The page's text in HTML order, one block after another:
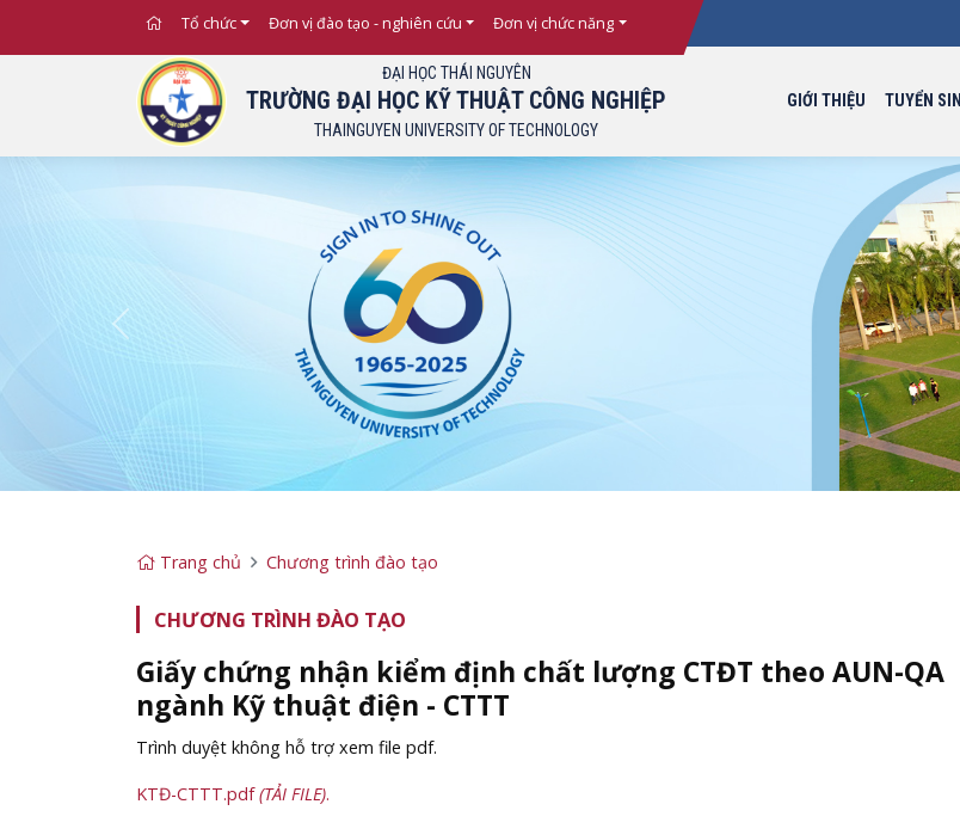
Tổ chức Đơn vị đào tạo - nghiên cứu Đơn vị chức năng
ĐẠI HỌC THÁI NGUYÊN
TRƯỜNG ĐẠI HỌC KỸ THUẬT CÔNG NGHIỆP
THAINGUYEN UNIVERSITY OF TECHNOLOGY
GIỚI THIỆU TUYỂN
Previous
Trang chủ Chương trình đào tạo
CHƯƠNG TRÌNH ĐÀO TẠO
Giấy chứng nhận kiểm định chất lượng CTĐT theo AUN-QA
ngành Kỹ thuật điện - CTTT
Trình duyệt không hỗ trợ xem file pdf.
KTĐ-CTTT.pdf(TẢI FILE).